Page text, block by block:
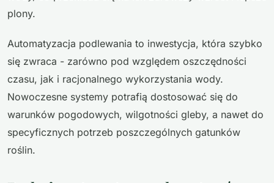
plony.
Automatyzacja podlewania to inwestycja, która szybko
się zwraca - zarówno pod względem oszczędności
czasu, jak i racjonalnego wykorzystania wody.
Nowoczesne systemy potrafią dostosować się do
warunków pogodowych, wilgotności gleby, a nawet do
specyficznych potrzeb poszczególnych gatunków
roślin.